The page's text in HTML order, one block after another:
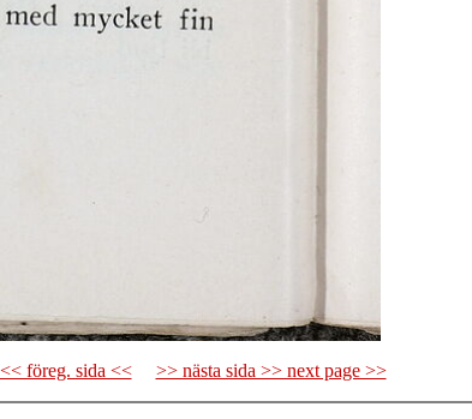
föreg. sida << >> nästa sida >> next page >>